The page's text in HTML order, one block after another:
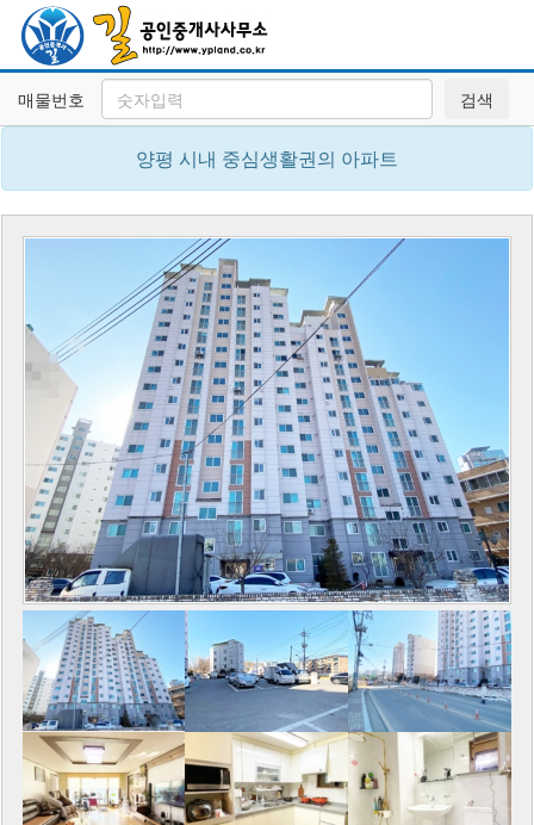
매물번호 검색
양평 시내 중심생활권의 아파트